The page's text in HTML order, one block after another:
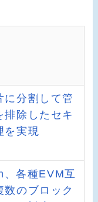
に分割して管
排除したセキ
を実現
各種EVM互
のブロック